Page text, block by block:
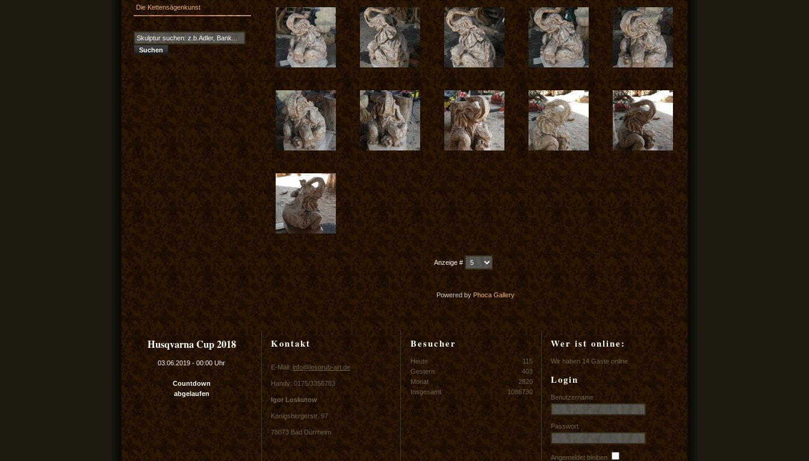
Anzeige #
Powered by Phoca Gallery
Die Kettensägenkunst
Husqvarna Cup 2018
03.06.2019 -00:00 Uhr
Countdown
abgelaufen
Kontakt
E-Mail:info@lesorub-art.de
Handy: 0175/3356783
Igor Loskutow
Königsbergerstr. 97
78073 Bad Dürrheim
Besucher
Heute
115
Gestern
403
Monat
2820
Insgesamt
1086730
Wer ist online:
Wir haben 14 Gäste online
Login
Benutzername
Passwort
Angemeldet bleiben